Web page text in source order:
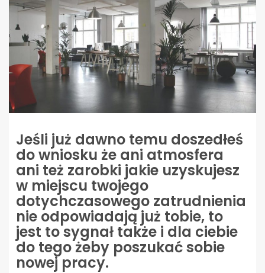
Jeśli już dawno temu doszedłeś
do wniosku że ani atmosfera
ani też zarobki jakie uzyskujesz
w miejscu twojego
dotychczasowego zatrudnienia
nie odpowiadają już tobie, to
jest to sygnał także i dla ciebie
do tego żeby poszukać sobie
nowej pracy.